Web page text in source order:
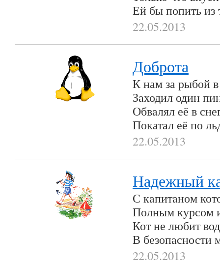
Ей бы попить из
22.05.2013
Доброта
К нам за рыбой
Заходил один
Обвалял её в
Покатал её по
22.05.2013
Надежный
С капитаном
Полным курсом
Кот не любит
В безопасности
22.05.2013